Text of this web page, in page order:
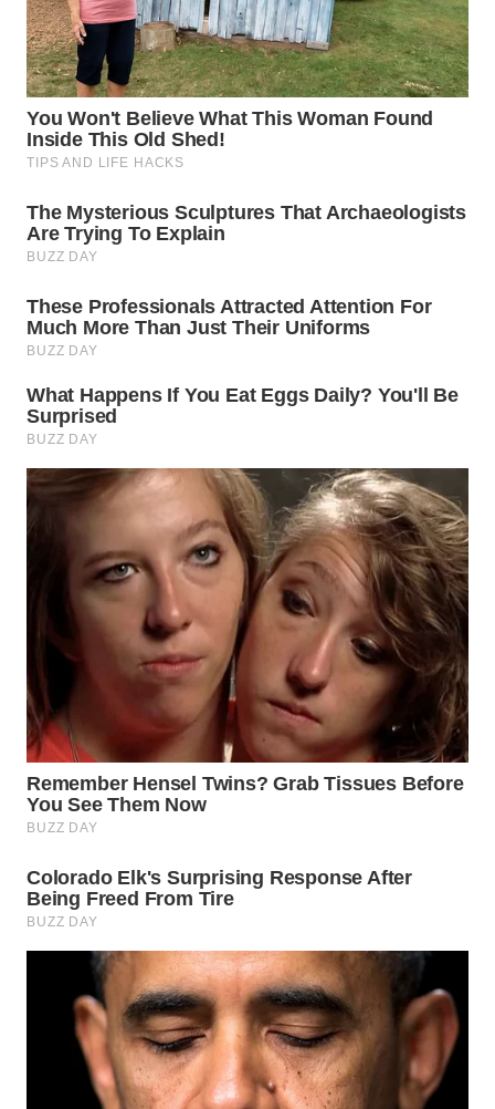
LESUNG
WN
KARO
WN
WN
LABUHANBATU
WN
TAPANULI
TENGAH
WN DELI
SERDANG
WN
WN
WN
KARAWANG
BEKASI
BOGOR
DEPOK
WN
TAPANULI
UTARA